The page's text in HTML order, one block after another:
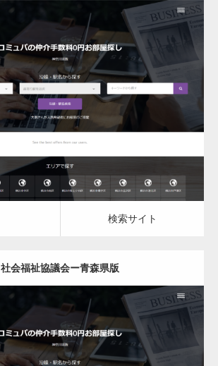
更新日： 2023.03.10
社会福祉協議会
検索サイト
検索サイト
社会福祉協議会ー青森県版
更新日： 2023.03.10